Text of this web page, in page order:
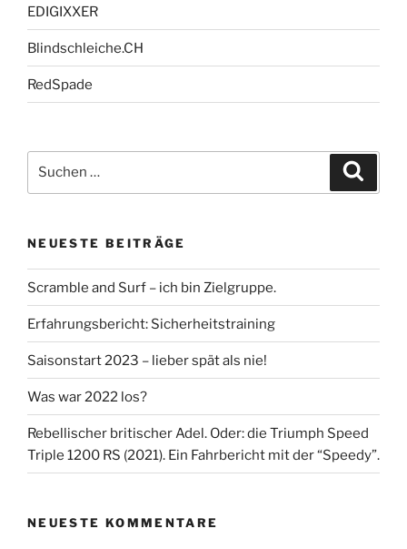
EDIGIXXER
Blindschleiche.CH
RedSpade
nach:
NEUESTE BEITRÄGE
Scramble and Surf – ich bin Zielgruppe.
Erfahrungsbericht: Sicherheitstraining
Saisonstart 2023 – lieber spät als nie!
Was war 2022 los?
Rebellischer britischer Adel. Oder: die Triumph Speed
Triple 1200 RS (2021). Ein Fahrbericht mit der “Speedy”.
NEUESTE KOMMENTARE